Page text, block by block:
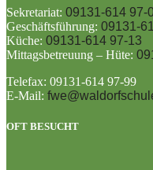
Sekretariat: 09131-614 97-
Geschäftsführung: 09131-
Küche: 09131-614 97-13
Mittagsbetreuung – Hüte:
Telefax: 09131-614 97-99
E-Mail:
OFT BESUCHT